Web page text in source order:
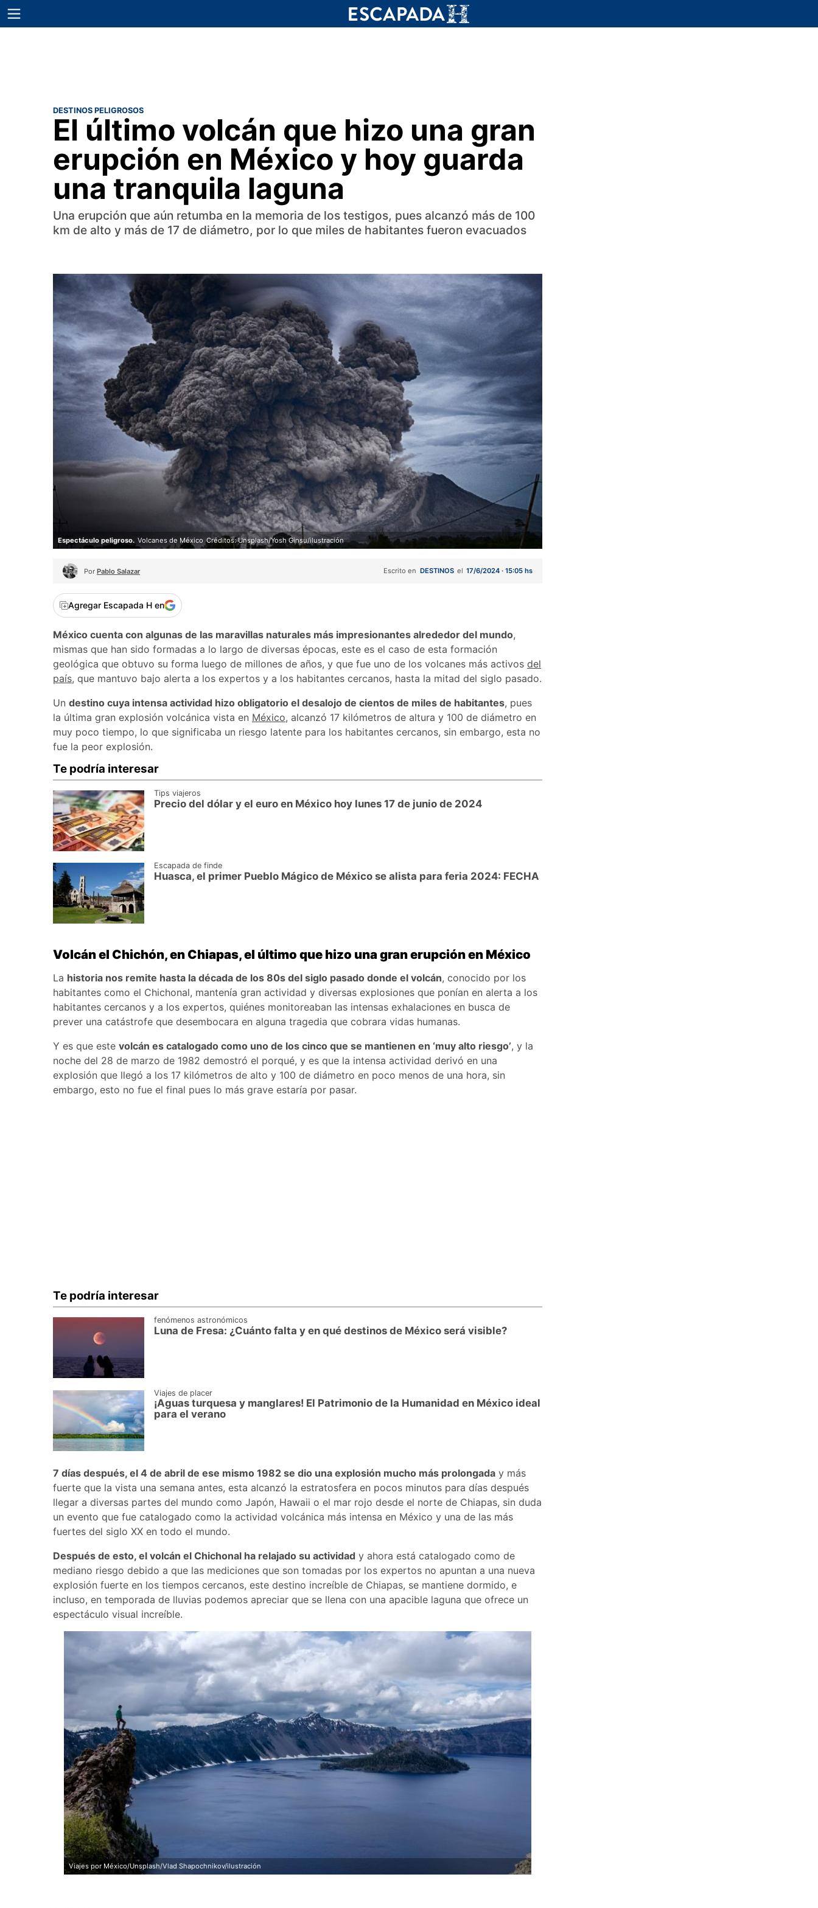
DESTINOS PELIGROSOS
El último volcán que hizo una gran
erupción en México y hoy guarda
una tranquila laguna
Una erupción que aún retumba en la memoria de los testigos, pues alcanzó más de 100
km de alto y más de 17 de diámetro, por lo que miles de habitantes fueron evacuados
Espectáculo peligroso. Volcanes de México Créditos: Unsplash/Yosh Ginsu/ilustración
Por Pablo Salazar Escrito en DESTINOS el 17/6/2024 · 15:05 hs
Agregar Escapada H en
México cuenta con algunas de las maravillas naturales más impresionantes alrededor del mundo,
mismas que han sido formadas a lo largo de diversas épocas, este es el caso de esta formación
geológica que obtuvo su forma luego de millones de años, y que fue uno de los volcanes más activos del
país, que mantuvo bajo alerta a los expertos y a los habitantes cercanos, hasta la mitad del siglo pasado.
Un destino cuya intensa actividad hizo obligatorio el desalojo de cientos de miles de habitantes, pues
la última gran explosión volcánica vista en México, alcanzó 17 kilómetros de altura y 100 de diámetro en
muy poco tiempo, lo que significaba un riesgo latente para los habitantes cercanos, sin embargo, esta no
fue la peor explosión.
Te podría interesar
Tips viajeros
Precio del dólar y el euro en México hoy lunes 17 de junio de 2024
Escapada de finde
Huasca, el primer Pueblo Mágico de México se alista para feria 2024: FECHA
Volcán el Chichón, en Chiapas, el último que hizo una gran erupción en México
La historia nos remite hasta la década de los 80s del siglo pasado donde el volcán, conocido por los
habitantes como el Chichonal, mantenía gran actividad y diversas explosiones que ponían en alerta a los
habitantes cercanos y a los expertos, quiénes monitoreaban las intensas exhalaciones en busca de
prever una catástrofe que desembocara en alguna tragedia que cobrara vidas humanas.
Y es que este volcán es catalogado como uno de los cinco que se mantienen en ‘muy alto riesgo’, y la
noche del 28 de marzo de 1982 demostró el porqué, y es que la intensa actividad derivó en una
explosión que llegó a los 17 kilómetros de alto y 100 de diámetro en poco menos de una hora, sin
embargo, esto no fue el final pues lo más grave estaría por pasar.
Te podría interesar
fenómenos astronómicos
Luna de Fresa: ¿Cuánto falta y en qué destinos de México será visible?
Viajes de placer
¡Aguas turquesa y manglares! El Patrimonio de la Humanidad en México ideal
para el verano
7 días después, el 4 de abril de ese mismo 1982 se dio una explosión mucho más prolongada y más
fuerte que la vista una semana antes, esta alcanzó la estratosfera en pocos minutos para días después
llegar a diversas partes del mundo como Japón, Hawaii o el mar rojo desde el norte de Chiapas, sin duda
un evento que fue catalogado como la actividad volcánica más intensa en México y una de las más
fuertes del siglo XX en todo el mundo.
Después de esto, el volcán el Chichonal ha relajado su actividad y ahora está catalogado como de
mediano riesgo debido a que las mediciones que son tomadas por los expertos no apuntan a una nueva
explosión fuerte en los tiempos cercanos, este destino increíble de Chiapas, se mantiene dormido, e
incluso, en temporada de lluvias podemos apreciar que se llena con una apacible laguna que ofrece un
espectáculo visual increíble.
Viajes por México/Unsplash/Vlad Shapochnikov/ilustración